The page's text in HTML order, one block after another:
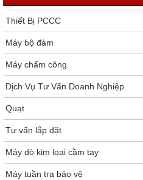
Thiết Bị PCCC
Máy bộ đàm
Máy chấm công
Dịch Vụ Tư Vấn Doanh Nghiệp
Quạt
Tư vấn lắp đặt
Máy dò kim loại cầm tay
Máy tuần tra bảo vệ